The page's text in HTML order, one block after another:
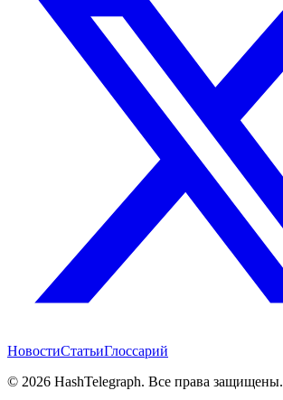
НовостиСтатьиГлоссарий
© 2026 HashTelegraph. Все права защищены.